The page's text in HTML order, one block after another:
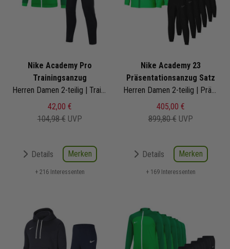
Nike Academy Pro
Trainingsanzug
Herren Damen 2-teilig | Trainingsjacke Trainingshose
42,00 €
104,98 € UVP
Details Merken
+ 216 Interessenten
Nike Academy 23
Präsentationsanzug Satz
Herren Damen 2-teilig | Präsentationsjacke Präsentationshose
405,00 €
899,80 € UVP
Details Merken
+ 169 Interessenten